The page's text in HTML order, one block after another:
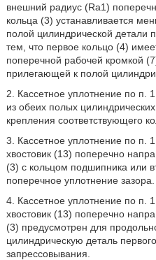
внешний радиус (Ra1)
кольца (3) устанавливается
полой цилиндрической детали
тем, что первое кольцо (4)
поперечной рабочей кромкой
прилегающей к полой
2. Кассетное уплотнение по
из обеих полых
крепления соответствующего
3. Кассетное уплотнение по п.
хвостовик (13) поперечно
(3) с кольцом подшипника или
поперечное уплотнение зазора.
4. Кассетное уплотнение по п.
хвостовик (13) поперечно
(3) предусмотрен для
цилиндрическую деталь
запрессовывания.